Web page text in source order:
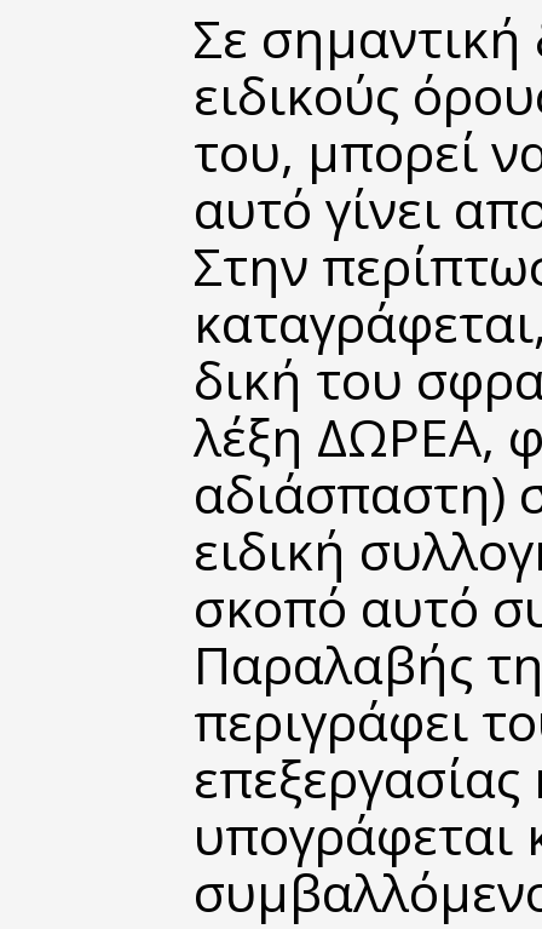
Σε
ειδικούς
του, μπορεί
αυτό γίνει
Στην
δική του
λέξη ΔΩΡΕΑ,
αδιάσπαστη)
ειδική
σκοπό αυτό
Παραλαβής
περιγράφει
επεξεργασίας
υπογράφεται